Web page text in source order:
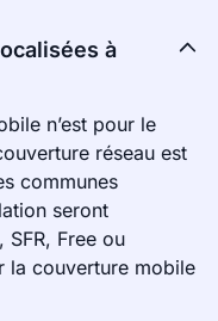
à
n’est pour le
réseau est
communes
seront
Free ou
la couverture mobile